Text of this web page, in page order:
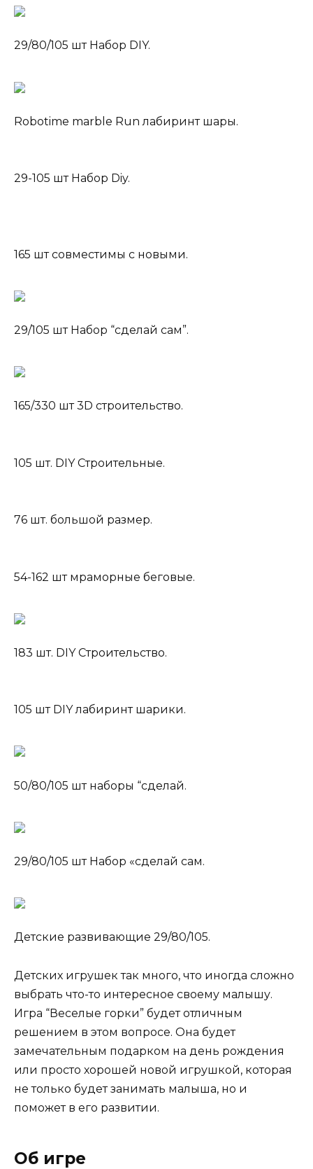
29/80/105 шт Набор DIY.
Robotime marble Run лабиринт шары.
29-105 шт Набор Diy.
165 шт совместимы с новыми.
29/105 шт Набор “сделай сам”.
165/330 шт 3D строительство.
105 шт. DIY Строительные.
76 шт. большой размер.
54-162 шт мраморные беговые.
183 шт. DIY Строительство.
105 шт DIY лабиринт шарики.
50/80/105 шт наборы “сделай.
29/80/105 шт Набор «сделай сам.
Детские развивающие 29/80/105.
Детских игрушек так много, что иногда сложно
выбрать что-то интересное своему малышу.
Игра “Веселые горки” будет отличным
решением в этом вопросе. Она будет
замечательным подарком на день рождения
или просто хорошей новой игрушкой, которая
не только будет занимать малыша, но и
поможет в его развитии.
Об игре